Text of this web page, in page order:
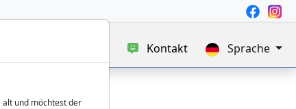
Kontakt Sprache
alt und möchtest der